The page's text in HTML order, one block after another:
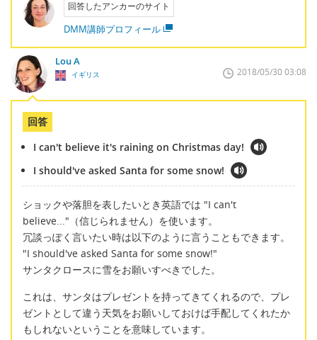
回答したアンカーのサイト
DMM講師プロフィール
Lou A
イギリス 2018/05/30 03:08
回答
I can't believe it's raining on Christmas day!
I should've asked Santa for some snow!
ショックや落胆を表したいとき英語では "I can't
believe..."（信じられません）を使います。
冗談っぽく言いたい時は以下のように言うこともできます。
"I should've asked Santa for some snow!"
サンタクロースに雪をお願いすべきでした。
これは、サンタはプレゼントを持ってきてくれるので、プレ
ゼントとして違う天気をお願いしておけば手配してくれたか
もしれないということを意味しています。